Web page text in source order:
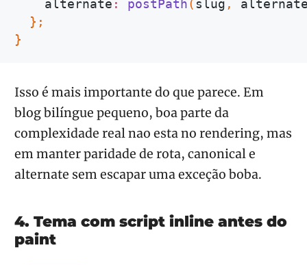
    alternate
: postPath ( slug ,
} ;
}
Isso é mais importante do que parece. Em
blog bilíngue pequeno, boa parte da
complexidade real nao esta no rendering, mas
em manter paridade de rota, canonical e
alternate sem escapar uma exceção boba.
4. Tema com script inline antes do
paint